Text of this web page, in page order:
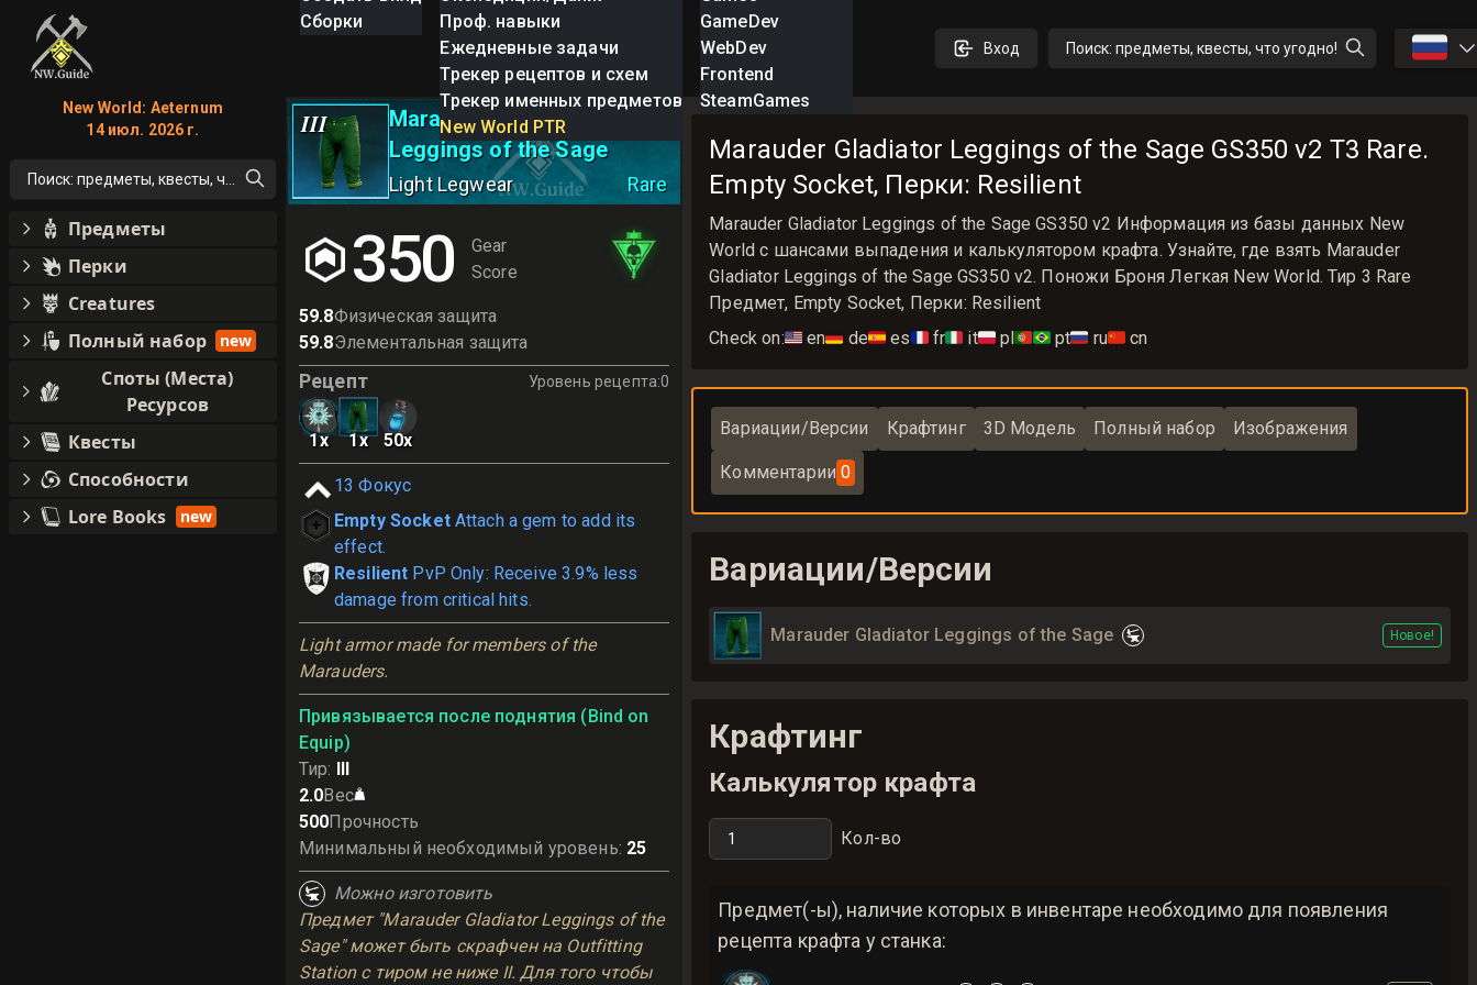
Сборки
Проф. навыки
Ежедневные задачи
Трекер рецептов и схем
Трекер именных предметов
New World PTR
GameDev
WebDev
Frontend
SteamGames
Вход Поиск: предметы, квесты, что угодно! 🇷🇺
III
Marauder Gladiator
Leggings of the Sage
Light Legwear Rare
350
Gear
Score
59.8Физическая защита
59.8Элементальная защита
Рецепт Уровень рецепта:0
1x 1x 50x
13 Фокус
Empty Socket Attach a gem to add its
effect.
Resilient PvP Only: Receive 3.9% less
damage from critical hits.
Light armor made for members of the
Marauders.
Привязывается после поднятия (Bind on
Equip)
Тир: III
2.0Вес
500Прочность
Минимальный необходимый уровень: 25
Можно изготовить
Предмет "Marauder Gladiator Leggings of the
Sage" может быть скрафчен на Outfitting
Station с тиром не ниже II. Для того чтобы
Marauder Gladiator Leggings of the Sage GS350 v2 T3 Rare.
Empty Socket, Перки: Resilient
Marauder Gladiator Leggings of the Sage GS350 v2 Информация из базы данных New
World с шансами выпадения и калькулятором крафта. Узнайте, где взять Marauder
Gladiator Leggings of the Sage GS350 v2. Поножи Броня Легкая New World. Тир 3 Rare
Предмет, Empty Socket, Перки: Resilient
Check on:🇺🇸 en🇩🇪 de🇪🇸 es🇫🇷 fr🇮🇹 it🇵🇱 pl🇵🇹🇧🇷 pt🇷🇺 ru🇨🇳 cn
Вариации/Версии Крафтинг 3D Модель Полный набор Изображения
Комментарии 0
Вариации/Версии
Marauder Gladiator Leggings of the Sage Новое!
Крафтинг
Калькулятор крафта
Кол-во
Предмет(-ы), наличие которых в инвентаре необходимо для появления
рецепта крафта у станка:
New World: Aeternum
14 июл. 2026 г.
Поиск: предметы, квесты, что угодно!
Предметы
Перки
Creatures
Полный набор
new
Споты (Места)
Ресурсов
Квесты
Способности
Lore Books
new